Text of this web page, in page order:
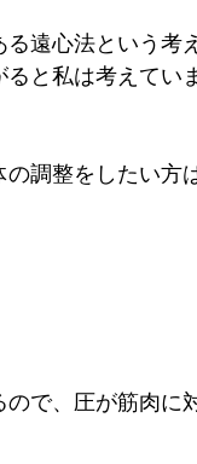
遠心法という考
と私は考えてい
調整をしたい方
で、圧が筋肉に